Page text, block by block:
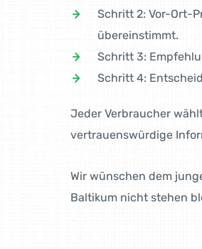
Schritt 2: Vor-Ort-
übereinstimmt.
Schritt 3:
Schritt 4:
Jeder Verbraucher
vertrauenswürdige
Wir wünschen dem
Baltikum nicht stehen